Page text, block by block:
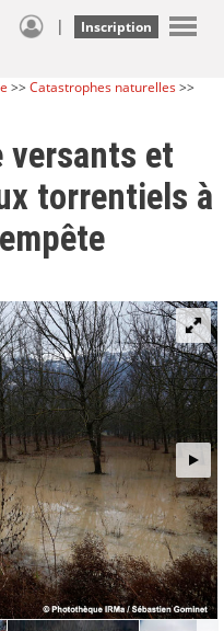
| Inscription
>>Catastrophes naturelles>>
versants et
torrentiels à